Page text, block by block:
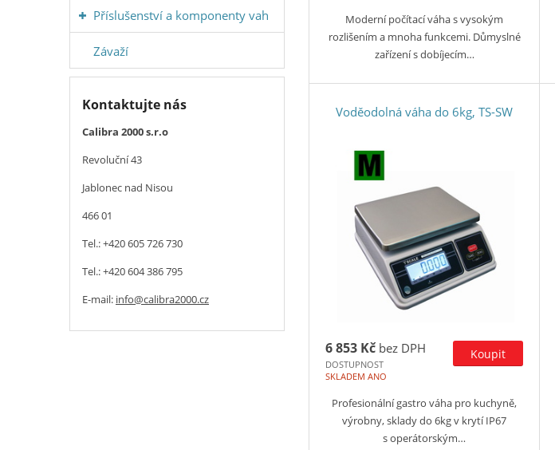
Moderní počítací váha s vysokým
rozlišením a mnoha funkcemi. Důmyslné
zařízení s dobíjecím…
Voděodolná váha do 6kg, TS-SW
6 853 Kč bez DPH
DOSTUPNOST
SKLADEM ANO
Profesionální gastro váha pro kuchyně,
výrobny, sklady do 6kg v krytí IP67
s operátorským…
Příslušenství a komponenty vah
Závaží
Kontaktujte nás
Calibra 2000 s.r.o
Revoluční 43
Jablonec nad Nisou
466 01
Tel.: +420 605 726 730
Tel.: +420 604 386 795
E-mail: info@calibra2000.cz